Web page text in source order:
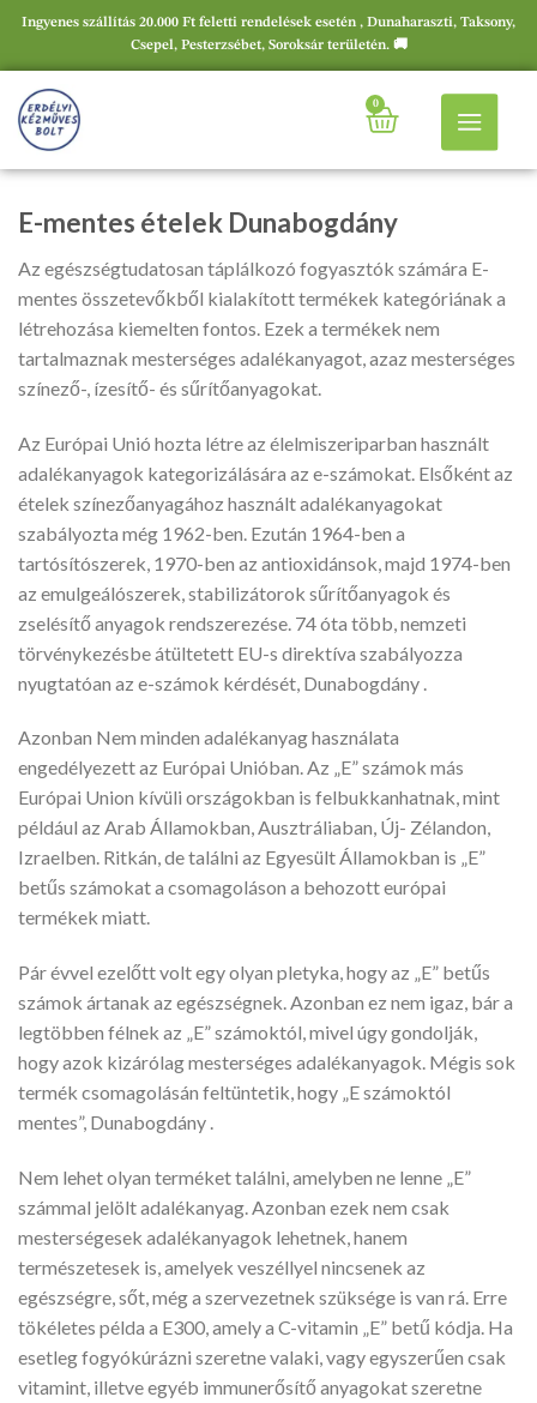
Ingyenes szállítás 20.000 Ft feletti rendelések esetén , Dunaharaszti, Taksony,
Csepel, Pesterzsébet, Soroksár területén. 🚚
0
E-mentes ételek Dunabogdány
Az egészségtudatosan táplálkozó fogyasztók számára E-
mentes összetevőkből kialakított termékek kategóriának a
létrehozása kiemelten fontos. Ezek a termékek nem
tartalmaznak mesterséges adalékanyagot, azaz mesterséges
színező-, ízesítő- és sűrítőanyagokat.
Az Európai Unió hozta létre az élelmiszeriparban használt
adalékanyagok kategorizálására az e-számokat. Elsőként az
ételek színezőanyagához használt adalékanyagokat
szabályozta még 1962-ben. Ezután 1964-ben a
tartósítószerek, 1970-ben az antioxidánsok, majd 1974-ben
az emulgeálószerek, stabilizátorok sűrítőanyagok és
zselésítő anyagok rendszerezése. 74 óta több, nemzeti
törvénykezésbe átültetett EU-s direktíva szabályozza
nyugtatóan az e-számok kérdését, Dunabogdány .
Azonban Nem minden adalékanyag használata
engedélyezett az Európai Unióban. Az „E” számok más
Európai Union kívüli országokban is felbukkanhatnak, mint
például az Arab Államokban, Ausztráliaban, Új- Zélandon,
Izraelben. Ritkán, de találni az Egyesült Államokban is „E”
betűs számokat a csomagoláson a behozott európai
termékek miatt.
Pár évvel ezelőtt volt egy olyan pletyka, hogy az „E” betűs
számok ártanak az egészségnek. Azonban ez nem igaz, bár a
legtöbben félnek az „E” számoktól, mivel úgy gondolják,
hogy azok kizárólag mesterséges adalékanyagok. Mégis sok
termék csomagolásán feltüntetik, hogy „E számoktól
mentes”, Dunabogdány .
Nem lehet olyan terméket találni, amelyben ne lenne „E”
számmal jelölt adalékanyag. Azonban ezek nem csak
mesterségesek adalékanyagok lehetnek, hanem
természetesek is, amelyek veszéllyel nincsenek az
egészségre, sőt, még a szervezetnek szüksége is van rá. Erre
tökéletes példa a E300, amely a C-vitamin „E” betű kódja. Ha
esetleg fogyókúrázni szeretne valaki, vagy egyszerűen csak
vitamint, illetve egyéb immunerősítő anyagokat szeretne